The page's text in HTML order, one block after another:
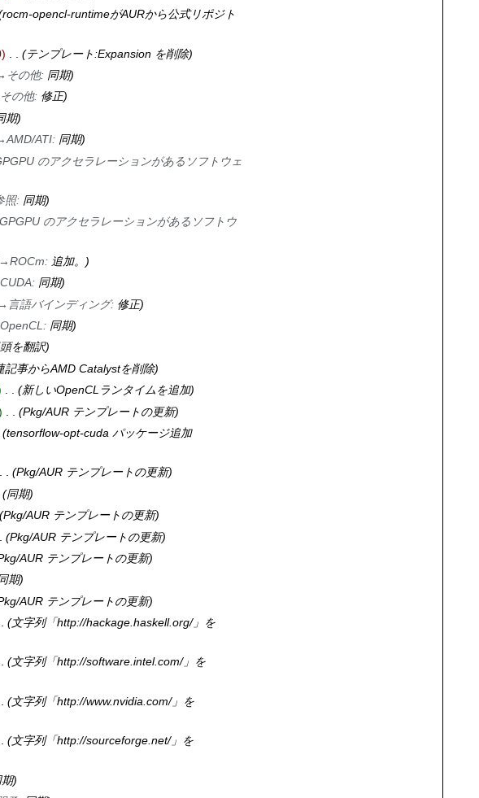
rocm-opencl-runtimeがAURから公式リポジト
テンプレート:Expansion を削除
その他: 同期
その他: 修正
期
AMD/ATI: 同期
のアクセラレーションがあるソフトウェ
照: 同期
GPGPU のアクセラレーションがあるソフトウ
ROCm: 追加。
CUDA: 同期
言語バインディング: 修正
OpenCL : 同期
を翻訳
記事からAMD Catalystを削除
新しいOpenCLランタイムを追加
Pkg/AUR テンプレートの更新
tensorflow-opt-cuda パッケージ追加
Pkg/AUR テンプレートの更新
同期
Pkg/AUR テンプレートの更新
Pkg/AUR テンプレートの更新
AUR テンプレートの更新
期
AUR テンプレートの更新
文字列「http://hackage.haskell.org/」を
文字列「http://software.intel.com/」を
文字列「http://www.nvidia.com/」を
文字列「http://sourceforge.net/」を